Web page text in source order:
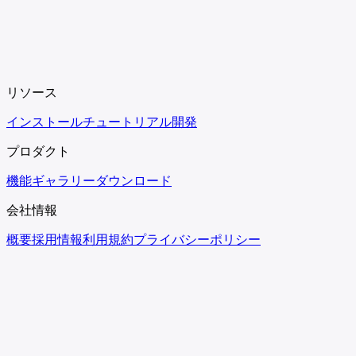
リソース
インストールチュートリアル開発
プロダクト
機能ギャラリーダウンロード
会社情報
概要採用情報利用規約プライバシーポリシー